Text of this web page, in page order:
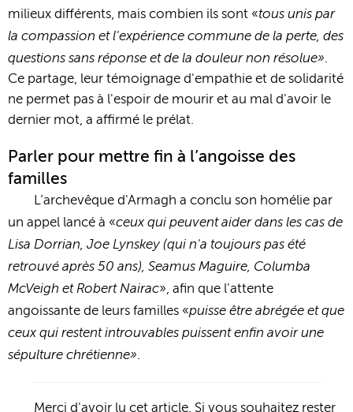
milieux différents, mais combien ils sont «tous unis par
la compassion et l'expérience commune de la perte, des
questions sans réponse et de la douleur non résolue».
Ce partage, leur témoignage d'empathie et de solidarité
ne permet pas à l'espoir de mourir et au mal d'avoir le
dernier mot, a affirmé le prélat.
Parler pour mettre fin à l’angoisse des
familles
L’archevêque d'Armagh a conclu son homélie par
un appel lancé à «ceux qui peuvent aider dans les cas de
Lisa Dorrian, Joe Lynskey (qui n'a toujours pas été
retrouvé après 50 ans), Seamus Maguire, Columba
McVeigh et Robert Nairac», afin que l'attente
angoissante de leurs familles «puisse être abrégée et que
ceux qui restent introuvables puissent enfin avoir une
sépulture chrétienne».
Merci d'avoir lu cet article. Si vous souhaitez rester